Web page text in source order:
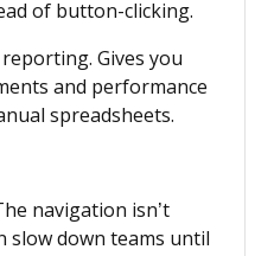
of button-clicking.
Gives you
and performance
spreadsheets.
navigation isn’t
slow down teams until